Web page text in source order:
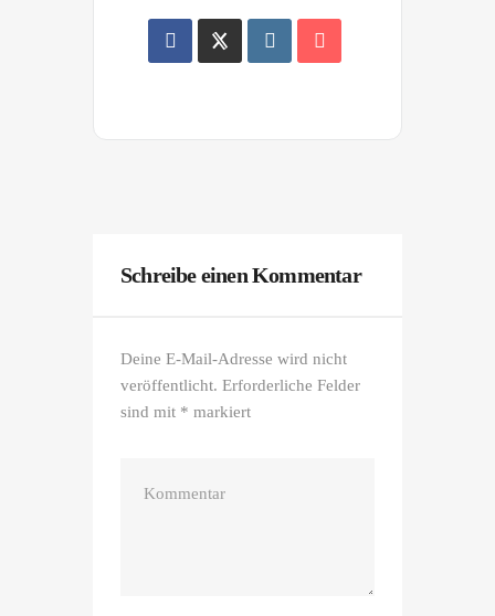
Schreibe einen Kommentar
Deine E-Mail-Adresse wird nicht
veröffentlicht. Erforderliche Felder
sind mit * markiert